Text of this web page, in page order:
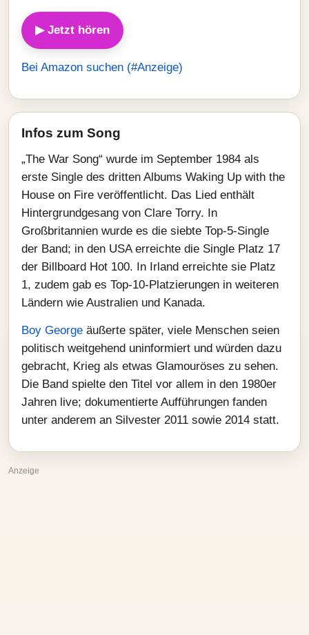
▶ Jetzt hören
Bei Amazon suchen (#Anzeige)
Infos zum Song
„The War Song“ wurde im September 1984 als
erste Single des dritten Albums Waking Up with the
House on Fire veröffentlicht. Das Lied enthält
Hintergrundgesang von Clare Torry. In
Großbritannien wurde es die siebte Top‑5‑Single
der Band; in den USA erreichte die Single Platz 17
der Billboard Hot 100. In Irland erreichte sie Platz
1, zudem gab es Top‑10‑Platzierungen in weiteren
Ländern wie Australien und Kanada.
Boy George äußerte später, viele Menschen seien
politisch weitgehend uninformiert und würden dazu
gebracht, Krieg als etwas Glamouröses zu sehen.
Die Band spielte den Titel vor allem in den 1980er
Jahren live; dokumentierte Aufführungen fanden
unter anderem an Silvester 2011 sowie 2014 statt.
Anzeige